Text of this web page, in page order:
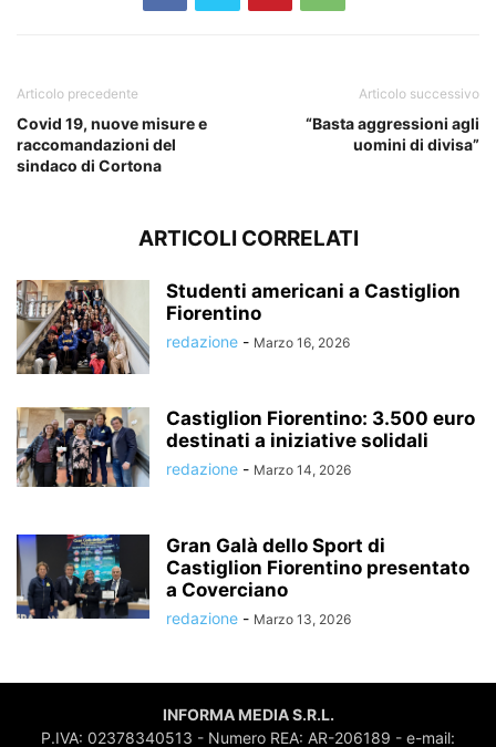
Articolo precedente
Covid 19, nuove misure e
raccomandazioni del
sindaco di Cortona
Articolo successivo
“Basta aggressioni agli
uomini di divisa”
ARTICOLI CORRELATI
Studenti americani a Castiglion
Fiorentino
redazione - Marzo 16, 2026
Castiglion Fiorentino: 3.500 euro
destinati a iniziative solidali
redazione - Marzo 14, 2026
Gran Galà dello Sport di
Castiglion Fiorentino presentato
a Coverciano
redazione - Marzo 13, 2026
INFORMA MEDIA S.R.L.
P.IVA: 02378340513 - Numero REA: AR-206189 - e-mail: